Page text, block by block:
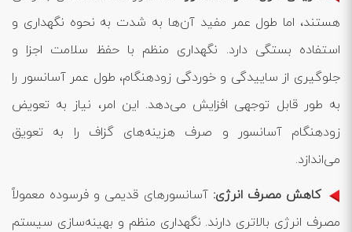
هستند، اما طول عمر مفید آن‌ها به شدت به نحوه نگهداری و
استفاده بستگی دارد. نگهداری منظم با حفظ سلامت اجزا و
جلوگیری از ساییدگی و خوردگی زودهنگام، طول عمر آسانسور را
به طور قابل توجهی افزایش می‌دهد. این امر، نیاز به تعویض
زودهنگام آسانسور و صرف هزینه‌های گزاف را به تعویق
می‌اندازد.
کاهش مصرف انرژی: آسانسورهای قدیمی و فرسوده معمولاً
مصرف انرژی بالاتری دارند. نگهداری منظم و بهینه‌سازی سیستم